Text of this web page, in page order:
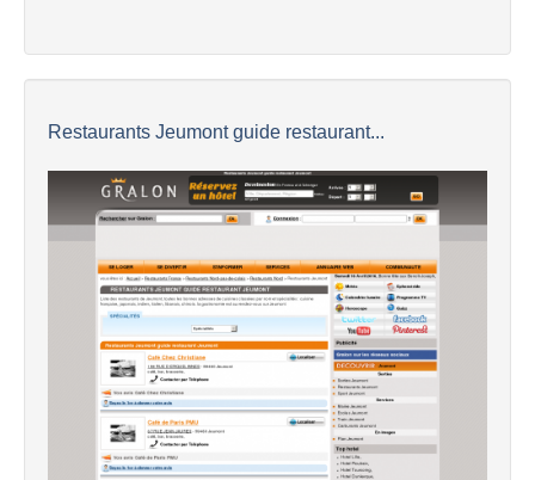
Restaurants Jeumont guide restaurant...